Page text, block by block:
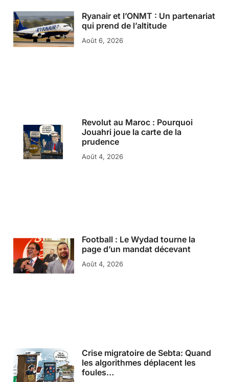
Ryanair et l’ONMT : Un partenariat
qui prend de l’altitude
Août 6, 2026
Revolut au Maroc : Pourquoi
Jouahri joue la carte de la
prudence
Août 4, 2026
Football : Le Wydad tourne la
page d’un mandat décevant
Août 4, 2026
Crise migratoire de Sebta: Quand
les algorithmes déplacent les
foules…